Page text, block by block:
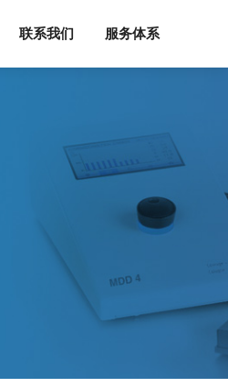
联系我们 服务体系